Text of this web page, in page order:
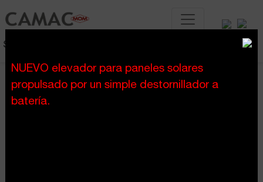
Sistemas de elevación para la construcción
NUEVO elevador para paneles solares
propulsado por un simple destornillador a
batería.
inicio > blog